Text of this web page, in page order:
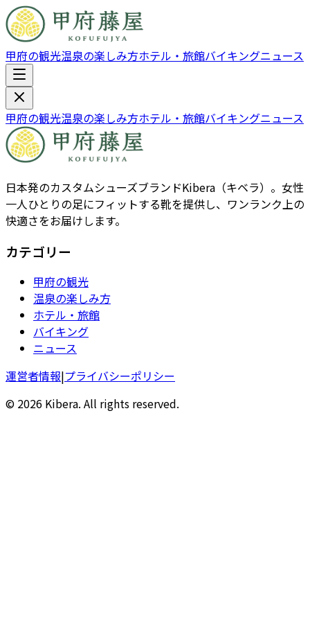
甲府の観光温泉の楽しみ方ホテル・旅館バイキングニュース
甲府の観光温泉の楽しみ方ホテル・旅館バイキングニュース
日本発のカスタムシューズブランドKibera（キベラ）。女性
一人ひとりの足にフィットする靴を提供し、ワンランク上の
快適さをお届けします。
カテゴリー
甲府の観光
温泉の楽しみ方
ホテル・旅館
バイキング
ニュース
運営者情報|プライバシーポリシー
© 2026 Kibera. All rights reserved.